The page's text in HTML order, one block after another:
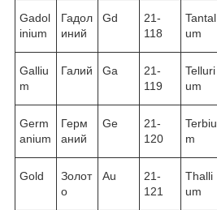
Gadol
inium
Гадол
иний
Gd
21-
118
Tantal
um
Galliu
m
Галий Ga
21-
119
Telluri
um
Germ
anium
Герм
аний
Ge
21-
120
Terbiu
m
Gold
Золот
о
Au
21-
121
Thalli
um